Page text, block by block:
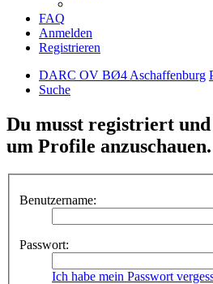
FAQ
Anmelden
Registrieren
DARC OV BØ4 Aschaffenburg
Suche
Du musst registriert und
um Profile anzuschauen.
Benutzername:
Passwort:
Ich habe mein Passwort